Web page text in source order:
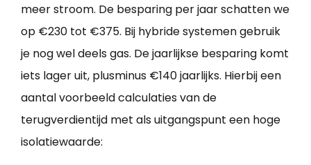
meer stroom. De besparing per jaar schatten we
op €230 tot €375. Bij hybride systemen gebruik
je nog wel deels gas. De jaarlijkse besparing komt
iets lager uit, plusminus €140 jaarlijks. Hierbij een
aantal voorbeeld calculaties van de
terugverdientijd met als uitgangspunt een hoge
isolatiewaarde: